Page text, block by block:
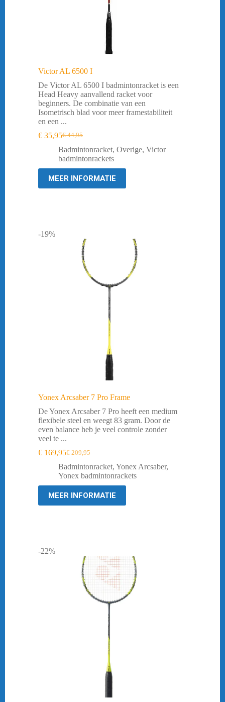
Victor AL 6500 I
De Victor AL 6500 I badmintonracket is een
Head Heavy aanvallend racket voor
beginners. De combinatie van een
Isometrisch blad voor meer framestabiliteit
en een ...
€44,95
Oorspronkelijke
prijs
was:
€ 44,95.
€ 35,95Huidige
prijs
is:
€ 35,95.
Badmintonracket, Overige, Victor
badmintonrackets
MEER INFORMATIE
-19%
Yonex Arcsaber 7 Pro Frame
De Yonex Arcsaber 7 Pro heeft een medium
flexibele steel en weegt 83 gram. Door de
even balance heb je veel controle zonder
veel te ...
€209,95
Oorspronkelijke
prijs
was:
€ 209,95.
€ 169,95Huidige
prijs
is:
€ 169,95.
Badmintonracket, Yonex Arcsaber,
Yonex badmintonrackets
MEER INFORMATIE
-22%